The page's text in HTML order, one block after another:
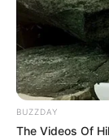
BUZZDAY
The Videos Of